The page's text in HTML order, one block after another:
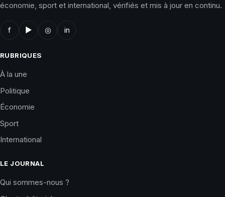
économie, sport et international, vérifiés et mis à jour en continu.
f ▶ ◎ in
RUBRIQUES
À la une
Politique
Économie
Sport
International
LE JOURNAL
Qui sommes-nous ?